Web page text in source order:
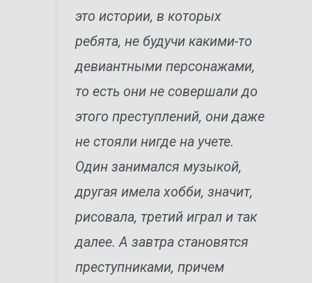
это истории, в которых
ребята, не будучи какими-то
девиантными персонажами,
то есть они не совершали до
этого преступлений, они даже
не стояли нигде на учете.
Один занимался музыкой,
другая имела хобби, значит,
рисовала, третий играл и так
далее. А завтра становятся
преступниками, причем